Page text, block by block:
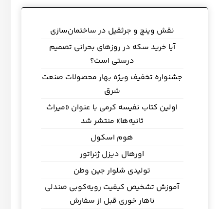
نقش وینچ و جرثقیل در ساختمان‌سازی
آیا خرید سکه در روزهای بحرانی تصمیم
درستی است؟
جشنواره تخفیف ویژه بهار محصولات صنعت
شرق
اولین کتاب نفیسه کرمی با عنوان «میراث
ثانیه‌ها» منتشر شد
هوم اسکول
اورهال دیزل ژنراتور
تولیدی شلوار جین وطن
آموزش تشخیص کیفیت رویه‌کوبی صندلی
ناهار خوری قبل از سفارش